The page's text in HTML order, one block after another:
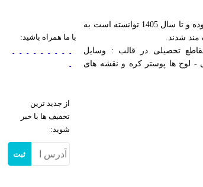
مرکز تجهیزات آموزشی آزمایشگاهی کیمیا در راستای اهداف آموزش و ارتقای سطح علمی مراکزآموزشی کشور در مرداد ۱۳۸۵ با ثبت شرکت و فروشگاه شروع بکار نموده و تا سال 1405 توانسته است به
تحصیلی در قالب : وسایل
- لوح ها پوستر کره و نقشه های
با ما همراه باشید:
از جدید ترین
تخفیف ها با خبر
شوید:
ثبت